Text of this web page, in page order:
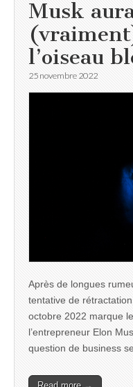
Musk
l’oiseau
25 novembre 2022
Après de longues
tentative de
octobre 2022 marque
l’entrepreneur Elon
question de business